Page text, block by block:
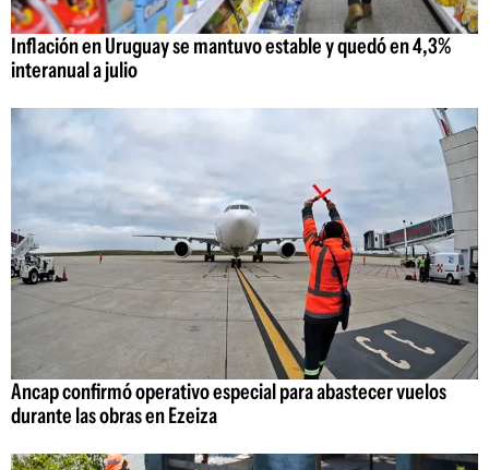
Inflación en Uruguay se mantuvo estable y quedó en 4,3%
interanual a julio
Ancap confirmó operativo especial para abastecer vuelos
durante las obras en Ezeiza